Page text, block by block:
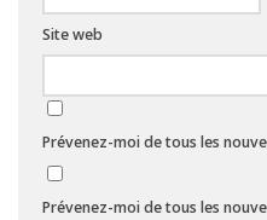
Site web
Prévenez-moi de tous les
Prévenez-moi de tous les